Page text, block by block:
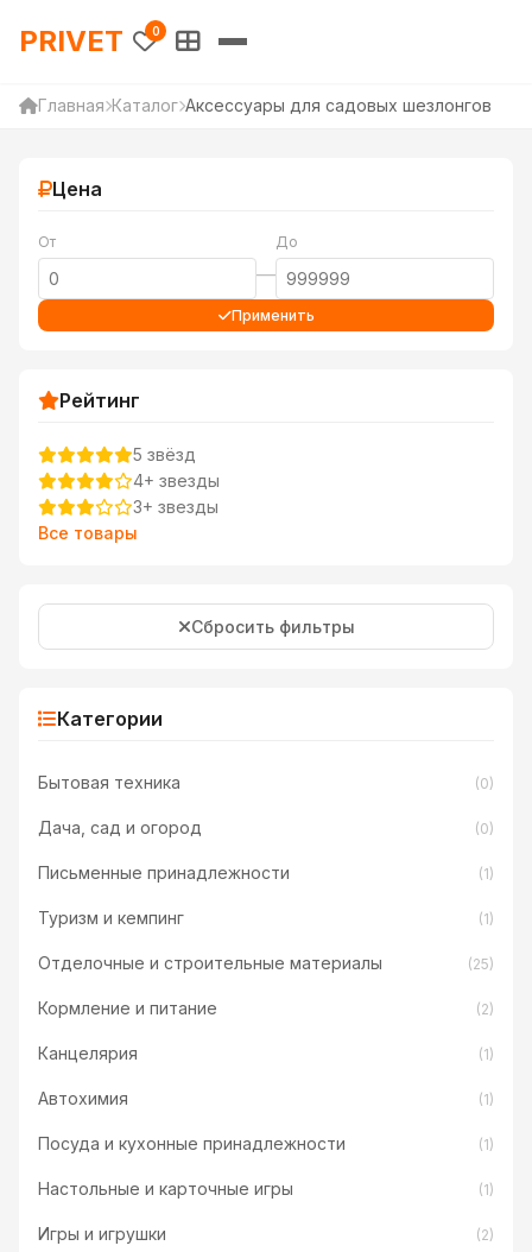
PRIVET — Каталог товаров
PRIVET 0
Главная Каталог Аксессуары для садовых шезлонгов
Цена
От
—
До
Применить
Рейтинг
5 звёзд
4+ звезды
3+ звезды
Все товары
Сбросить фильтры
Категории
Бытовая техника (0)
Дача, сад и огород (0)
Письменные принадлежности (1)
Туризм и кемпинг (1)
Отделочные и строительные материалы (25)
Кормление и питание (2)
Канцелярия (1)
Автохимия (1)
Посуда и кухонные принадлежности (1)
Настольные и карточные игры (1)
Игры и игрушки (2)